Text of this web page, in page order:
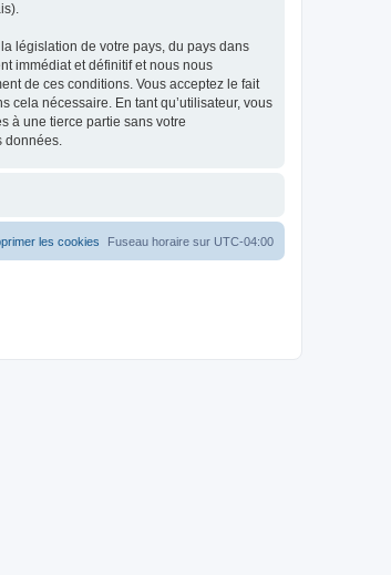
législation de votre pays, du pays dans
immédiat et définitif et nous nous
de ces conditions. Vous acceptez le fait
cela nécessaire. En tant qu’utilisateur, vous
à une tierce partie sans votre
données.
Fuseau horaire sur UTC-04:00
les cookies